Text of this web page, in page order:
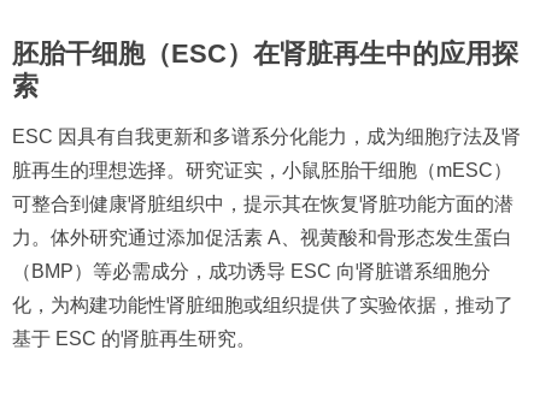
胚胎干细胞（ESC）在肾脏再生中的应用探
索
ESC 因具有自我更新和多谱系分化能力，成为细胞疗法及肾
脏再生的理想选择。研究证实，小鼠胚胎干细胞（mESC）
可整合到健康肾脏组织中，提示其在恢复肾脏功能方面的潜
力。体外研究通过添加促活素 A、视黄酸和骨形态发生蛋白
（BMP）等必需成分，成功诱导 ESC 向肾脏谱系细胞分
化，为构建功能性肾脏细胞或组织提供了实验依据，推动了
基于 ESC 的肾脏再生研究。